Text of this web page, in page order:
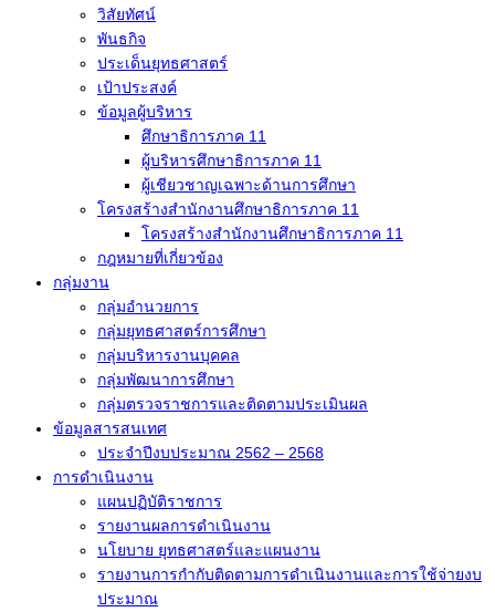
วิสัยทัศน์
พันธกิจ
ประเด็นยุทธศาสตร์
เป้าประสงค์
ข้อมูลผู้บริหาร
ศึกษาธิการภาค 11
ผู้บริหารศึกษาธิการภาค 11
ผู้เชียวชาญเฉพาะด้านการศึกษา
โครงสร้างสำนักงานศึกษาธิการภาค 11
โครงสร้างสำนักงานศึกษาธิการภาค 11
กฎหมายที่เกี่ยวข้อง
กลุ่มงาน
กลุ่มอำนวยการ
กลุ่มยุทธศาสตร์การศึกษา
กลุ่มบริหารงานบุคคล
กลุ่มพัฒนาการศึกษา
กลุ่มตรวจราชการและติดตามประเมินผล
ข้อมูลสารสนเทศ
ประจำปีงบประมาณ 2562 – 2568
การดำเนินงาน
แผนปฏิบัติราชการ
รายงานผลการดำเนินงาน
นโยบาย ยุทธศาสตร์และแผนงาน
รายงานการกำกับติดตามการดำเนินงานและการใช้จ่ายงบ
ประมาณ